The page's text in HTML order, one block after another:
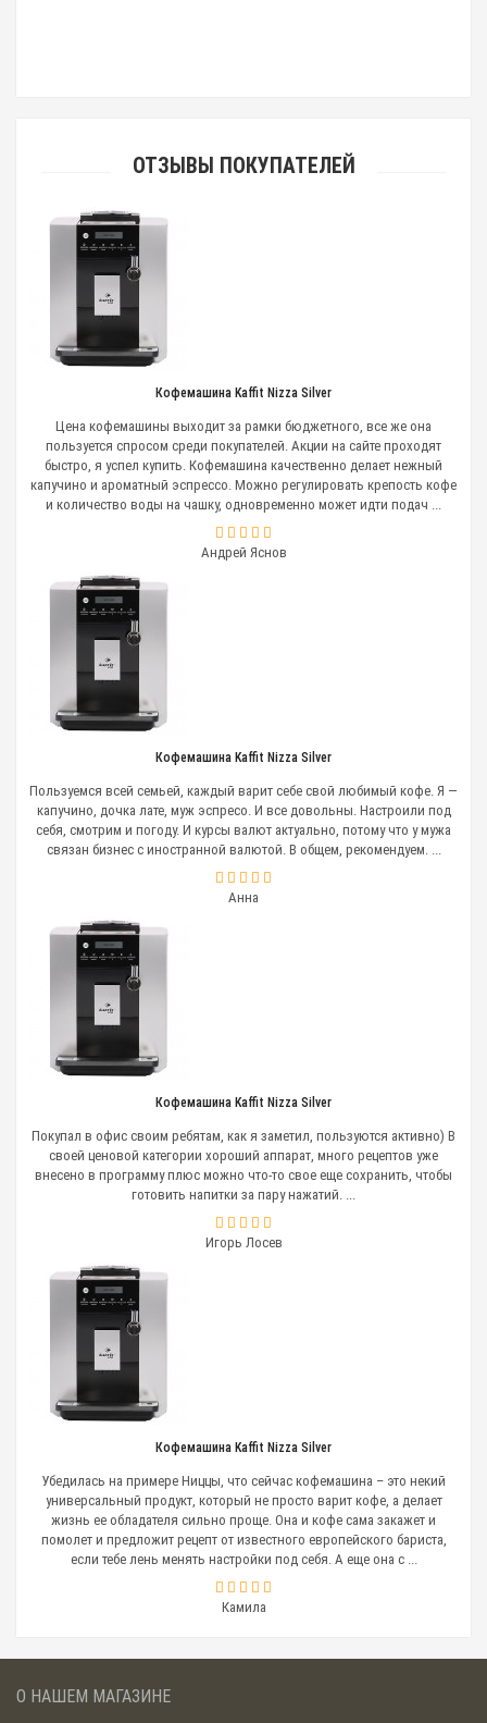
ОТЗЫВЫ ПОКУПАТЕЛЕЙ
Кофемашина Kaffit Nizza Silver
Цена кофемашины выходит за рамки бюджетного, все же она
пользуется спросом среди покупателей. Акции на сайте проходят
быстро, я успел купить. Кофемашина качественно делает нежный
капучино и ароматный эспрессо. Можно регулировать крепость кофе
и количество воды на чашку, одновременно может идти подач ...
Андрей Яснов
Кофемашина Kaffit Nizza Silver
Пользуемся всей семьей, каждый варит себе свой любимый кофе. Я —
капучино, дочка лате, муж эспресо. И все довольны. Настроили под
себя, смотрим и погоду. И курсы валют актуально, потому что у мужа
связан бизнес с иностранной валютой. В общем, рекомендуем. ...
Анна
Кофемашина Kaffit Nizza Silver
Покупал в офис своим ребятам, как я заметил, пользуются активно) В
своей ценовой категории хороший аппарат, много рецептов уже
внесено в программу плюс можно что-то свое еще сохранить, чтобы
готовить напитки за пару нажатий. ...
Игорь Лосев
Кофемашина Kaffit Nizza Silver
Убедилась на примере Ниццы, что сейчас кофемашина – это некий
универсальный продукт, который не просто варит кофе, а делает
жизнь ее обладателя сильно проще. Она и кофе сама закажет и
помолет и предложит рецепт от известного европейского бариста,
если тебе лень менять настройки под себя. А еще она с ...
Камила
О НАШЕМ МАГАЗИНЕ